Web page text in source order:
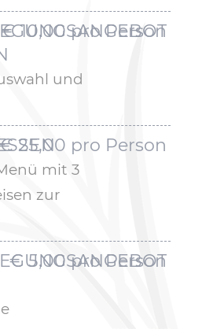
€ 10,00 pro Person
und
€ 25,00 pro Person
mit 3
zur
€ 5,00 pro Person